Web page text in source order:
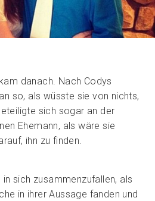
danach. Nach Codys
so, als wüsste sie von nichts,
sich sogar an der
Ehemann, als wäre sie
ihn zu finden.
sich zusammenzufallen, als
in ihrer Aussage fanden und